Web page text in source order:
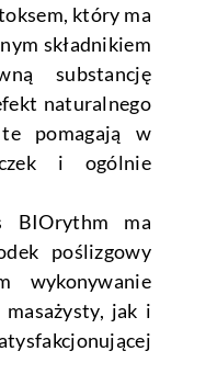
który ma
składnikiem
substancję
naturalnego
te pomagają w
i ogólnie
BIOrythm ma
poślizgowy
wykonywanie
jak i